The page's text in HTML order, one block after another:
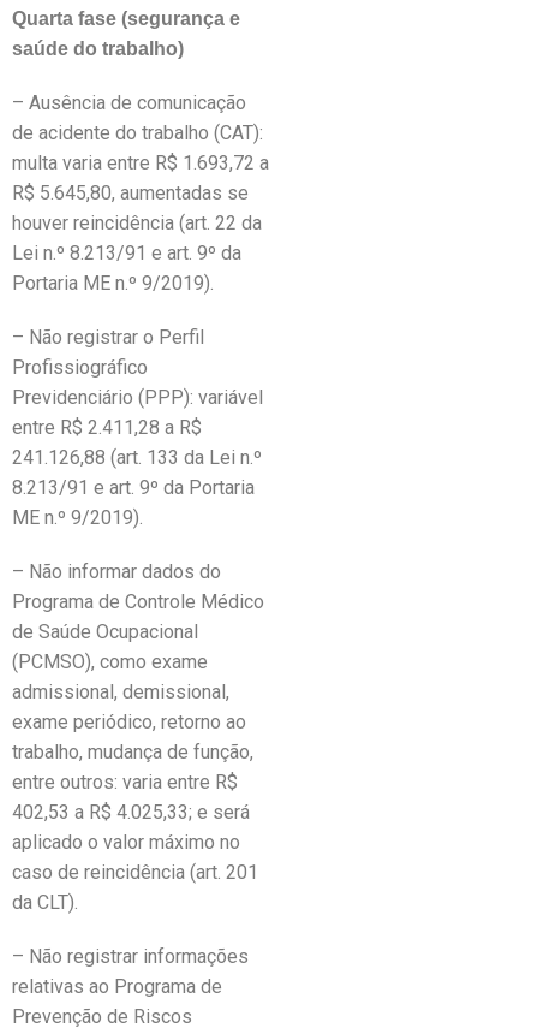
Quarta fase (segurança e
saúde do trabalho)
– Ausência de comunicação
de acidente do trabalho (CAT):
multa varia entre R$ 1.693,72 a
R$ 5.645,80, aumentadas se
houver reincidência (art. 22 da
Lei n.º 8.213/91 e art. 9º da
Portaria ME n.º 9/2019).
– Não registrar o Perfil
Profissiográfico
Previdenciário (PPP): variável
entre R$ 2.411,28 a R$
241.126,88 (art. 133 da Lei n.º
8.213/91 e art. 9º da Portaria
ME n.º 9/2019).
– Não informar dados do
Programa de Controle Médico
de Saúde Ocupacional
(PCMSO), como exame
admissional, demissional,
exame periódico, retorno ao
trabalho, mudança de função,
entre outros: varia entre R$
402,53 a R$ 4.025,33; e será
aplicado o valor máximo no
caso de reincidência (art. 201
da CLT).
– Não registrar informações
relativas ao Programa de
Prevenção de Riscos